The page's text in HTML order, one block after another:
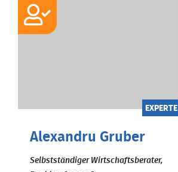
EXPERTE
Alexandru Gruber
Selbstständiger Wirtschaftsberater,